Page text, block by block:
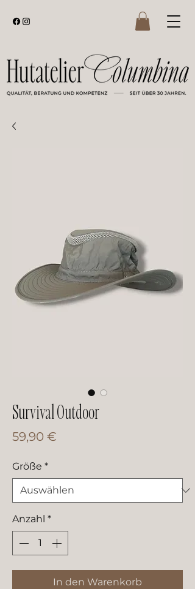
Survival Outdoor
59,90 €
Größe *
Anzahl *
In den Warenkorb